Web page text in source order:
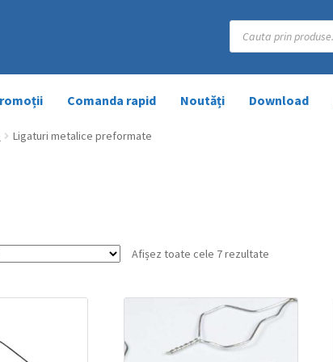
Products
search
Comanda rapid Noutăți Download
Ligaturi metalice preformate
Afișez toate cele 7 rezultate